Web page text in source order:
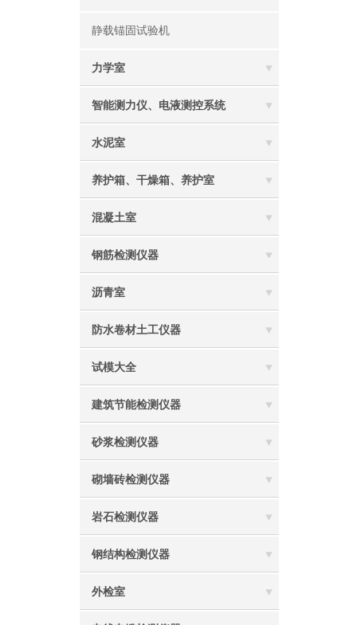
静载锚固试验机
力学室
智能测力仪、电液测控系统
水泥室
养护箱、干燥箱、养护室
混凝土室
钢筋检测仪器
沥青室
防水卷材土工仪器
试模大全
建筑节能检测仪器
砂浆检测仪器
砌墙砖检测仪器
岩石检测仪器
钢结构检测仪器
外检室